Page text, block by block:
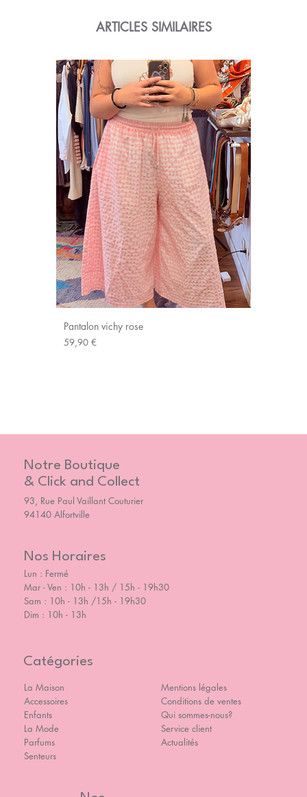
ARTICLES SIMILAIRES
Pantalon vichy rose
Prix
59,90 €
Notre Boutique
& Click and Collect
93, Rue Paul Vaillant Couturier
94140 Alfortville
Nos Horaires
Lun : Fermé
Mar - Ven : 10h - 13h / 15h - 19h30
Sam : 10h - 13h /15h - 19h30
Dim : 10h - 13h
Catégories
La Maison
Accessoires
Enfants
La Mode
Parfums
Senteurs
Mentions légales
Conditions de ventes
Qui sommes-nous?
Service client
Actualités